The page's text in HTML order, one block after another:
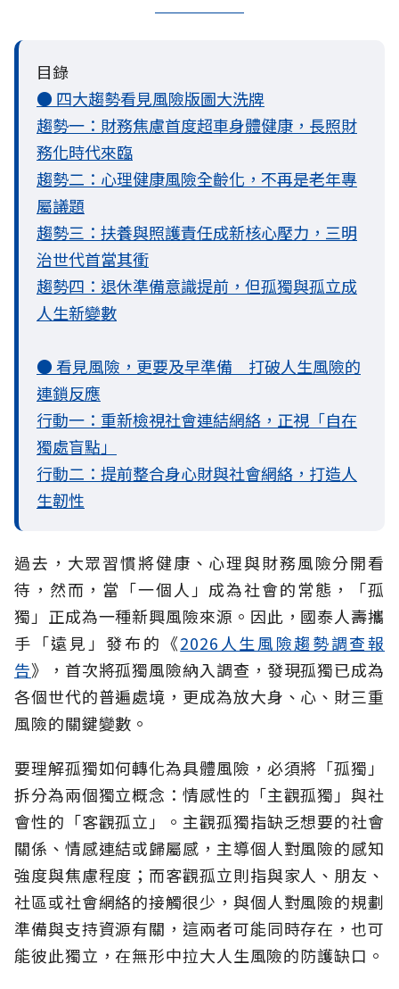
目錄
● 四大趨勢看見風險版圖大洗牌
趨勢一：財務焦慮首度超車身體健康，長照財
務化時代來臨
趨勢二：心理健康風險全齡化，不再是老年專
屬議題
趨勢三：扶養與照護責任成新核心壓力，三明
治世代首當其衝
趨勢四：退休準備意識提前，但孤獨與孤立成
人生新變數
● 看見風險，更要及早準備 打破人生風險的
連鎖反應
行動一：重新檢視社會連結網絡，正視「自在
獨處盲點」
行動二：提前整合身心財與社會網絡，打造人
生韌性
過去，大眾習慣將健康、心理與財務風險分開看
待，然而，當「一個人」成為社會的常態，「孤
獨」正成為一種新興風險來源。因此，國泰人壽攜
手「遠見」發布的《2026人生風險趨勢調查報
告》，首次將孤獨風險納入調查，發現孤獨已成為
各個世代的普遍處境，更成為放大身、心、財三重
風險的關鍵變數。
要理解孤獨如何轉化為具體風險，必須將「孤獨」
拆分為兩個獨立概念：情感性的「主觀孤獨」與社
會性的「客觀孤立」。主觀孤獨指缺乏想要的社會
關係、情感連結或歸屬感，主導個人對風險的感知
強度與焦慮程度；而客觀孤立則指與家人、朋友、
社區或社會網絡的接觸很少，與個人對風險的規劃
準備與支持資源有關，這兩者可能同時存在，也可
能彼此獨立，在無形中拉大人生風險的防護缺口。